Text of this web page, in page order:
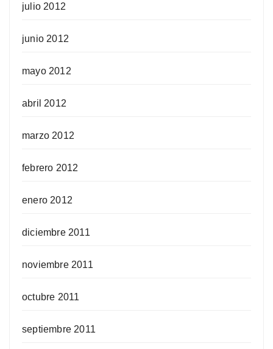
julio 2012
junio 2012
mayo 2012
abril 2012
marzo 2012
febrero 2012
enero 2012
diciembre 2011
noviembre 2011
octubre 2011
septiembre 2011